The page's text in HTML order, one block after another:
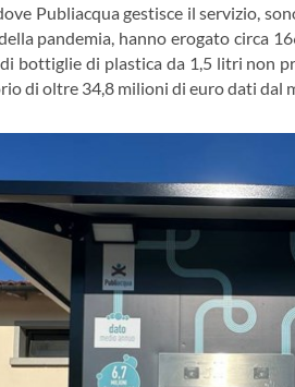
Publiacqua gestisce il servizio,
pandemia, hanno erogato circa
bottiglie di plastica da 1,5 litri non
di oltre 34,8 milioni di euro dati dal